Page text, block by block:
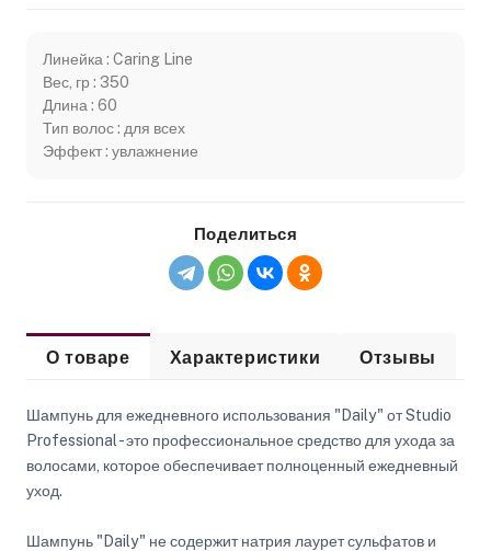
Линейка : Caring Line
Вес, гр : 350
Длина : 60
Тип волос : для всех
Эффект : увлажнение
Поделиться
О товаре Характеристики Отзывы
Шампунь для ежедневного использования "Daily" от Studio
Professional - это профессиональное средство для ухода за
волосами, которое обеспечивает полноценный ежедневный
уход.
Шампунь "Daily" не содержит натрия лаурет сульфатов и